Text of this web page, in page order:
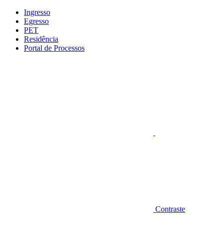
Conteúdo principal
Ingresso
Egresso
PET
Residência
Portal de Processos
Contraste